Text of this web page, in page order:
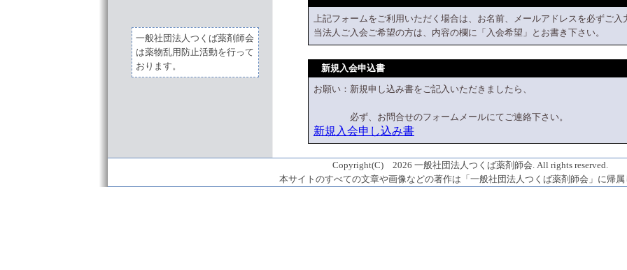
一般社団法人つくば薬剤師会
は薬物乱用防止活動を行って
おります。
上記フォームをご利用いただく場合は、お名前、メールアドレスを必ずご入
当法人ご入会ご希望の方は、内容の欄に「入会希望」とお書き下さい。
新規入会申込書
お願い：新規申し込み書をご記入いただきましたら、
必ず、お問合せのフォームメールにてご連絡下さい。
新規入会申し込み書
Copyright(C) 2026 一般社団法人つくば薬剤師会. All rights reserved.
本サイトのすべての文章や画像などの著作は「一般社団法人つくば薬剤師会」に帰属